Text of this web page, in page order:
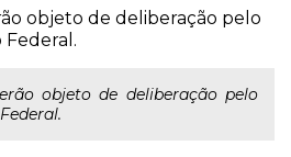
objeto de deliberação pelo
objeto de deliberação pelo